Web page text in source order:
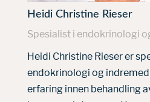
Heidi Christine Rieser
Spesialist i endokrinologi
Heidi Christine Rieser er
endokrinologi og
erfaring innen behandling